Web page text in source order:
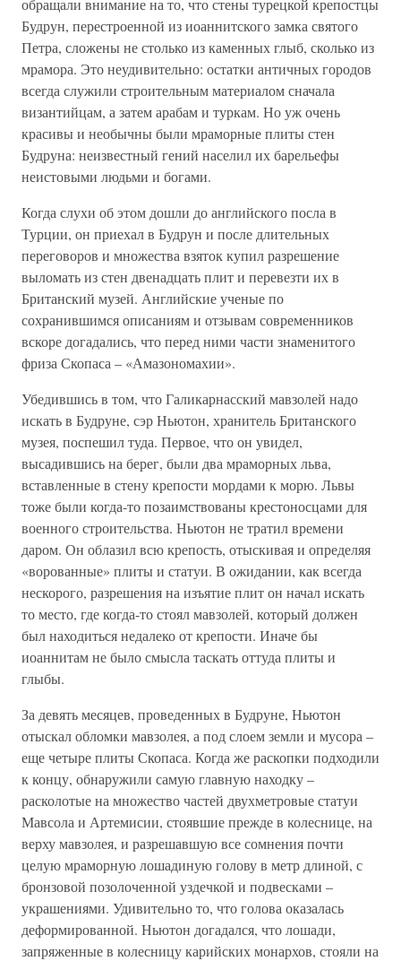
Будрун, перестроенной из иоаннитского замка святого
Петра, сложены не столько из каменных глыб, сколько из
мрамора. Это неудивительно: остатки античных городов
всегда служили строительным материалом сначала
византийцам, а затем арабам и туркам. Но уж очень
красивы и необычны были мраморные плиты стен
Будруна: неизвестный гений населил их барельефы
неистовыми людьми и богами.
Когда слухи об этом дошли до английского посла в
Турции, он приехал в Будрун и после длительных
переговоров и множества взяток купил разрешение
выломать из стен двенадцать плит и перевезти их в
Британский музей. Английские ученые по
сохранившимся описаниям и отзывам современников
вскоре догадались, что перед ними части знаменитого
фриза Скопаса – «Амазономахии».
Убедившись в том, что Галикарнасский мавзолей надо
искать в Будруне, сэр Ньютон, хранитель Британского
музея, поспешил туда. Первое, что он увидел,
высадившись на берег, были два мраморных льва,
вставленные в стену крепости мордами к морю. Львы
тоже были когда-то позаимствованы крестоносцами для
военного строительства. Ньютон не тратил времени
даром. Он облазил всю крепость, отыскивая и определяя
«ворованные» плиты и статуи. В ожидании, как всегда
нескорого, разрешения на изъятие плит он начал искать
то место, где когда-то стоял мавзолей, который должен
был находиться недалеко от крепости. Иначе бы
иоаннитам не было смысла таскать оттуда плиты и
глыбы.
За девять месяцев, проведенных в Будруне, Ньютон
отыскал обломки мавзолея, а под слоем земли и мусора –
еще четыре плиты Скопаса. Когда же раскопки подходили
к концу, обнаружили самую главную находку –
расколотые на множество частей двухметровые статуи
Мавсола и Артемисии, стоявшие прежде в колеснице, на
верху мавзолея, и разрешавшую все сомнения почти
целую мраморную лошадиную голову в метр длиной, с
бронзовой позолоченной уздечкой и подвесками –
украшениями. Удивительно то, что голова оказалась
деформированной. Ньютон догадался, что лошади,
запряженные в колесницу карийских монархов, стояли на